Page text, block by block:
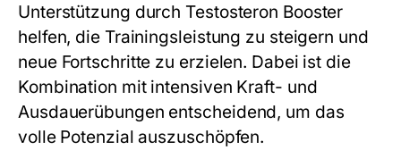
Unterstützung durch Testosteron Booster
helfen, die Trainingsleistung zu steigern und
neue Fortschritte zu erzielen. Dabei ist die
Kombination mit intensiven Kraft- und
Ausdauerübungen entscheidend, um das
volle Potenzial auszuschöpfen.